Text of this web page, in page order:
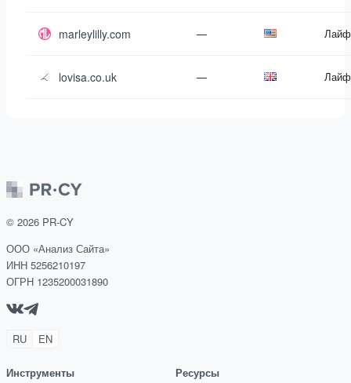
marleylilly.com —
lovisa.co.uk —
© 2026 PR-CY
ООО «Анализ Сайта»
ИНН 5256210197
ОГРН 1235200031890
RU EN
Инструменты
Ресурсы